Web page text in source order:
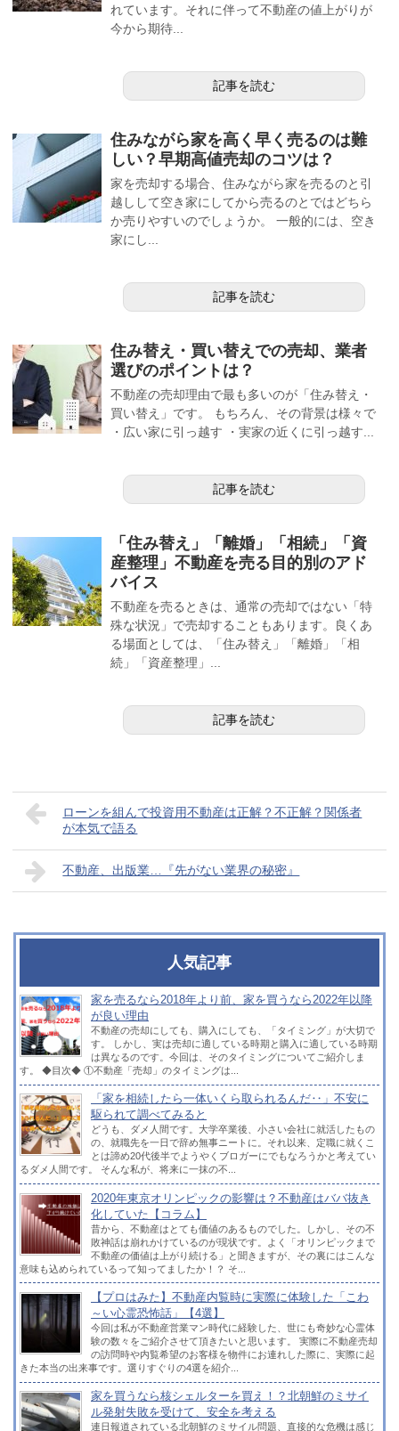
れています。それに伴って不動産の値上がりが
今から期待...
記事を読む
住みながら家を高く早く売るのは難
しい？早期高値売却のコツは？
家を売却する場合、住みながら家を売るのと引
越しして空き家にしてから売るのとではどちら
か売りやすいのでしょうか。 一般的には、空き
家にし...
記事を読む
住み替え・買い替えでの売却、業者
選びのポイントは？
不動産の売却理由で最も多いのが「住み替え・
買い替え」です。 もちろん、その背景は様々で
・広い家に引っ越す ・実家の近くに引っ越す...
記事を読む
「住み替え」「離婚」「相続」「資
産整理」不動産を売る目的別のアド
バイス
不動産を売るときは、通常の売却ではない「特
殊な状況」で売却することもあります。良くあ
る場面としては、「住み替え」「離婚」「相
続」「資産整理」...
記事を読む
ローンを組んで投資用不動産は正解？不正解？関係者
が本気で語る
不動産、出版業…『先がない業界の秘密』
人気記事
家を売るなら2018年より前、家を買うなら2022年以降
が良い理由
不動産の売却にしても、購入にしても、「タイミング」が大切で
す。 しかし、実は売却に適している時期と購入に適している時期
は異なるのです。今回は、そのタイミングについてご紹介しま
す。 ◆目次◆ ①不動産「売却」のタイミングは...
「家を相続したら一体いくら取られるんだ‥」不安に
駆られて調べてみると
どうも、ダメ人間です。大学卒業後、小さい会社に就活したもの
の、就職先を一日で辞め無事ニートに。それ以来、定職に就くこ
とは諦め20代後半でようやくブロガーにでもなろうかと考えてい
るダメ人間です。 そんな私が、将来に一抹の不...
2020年東京オリンピックの影響は？不動産はババ抜き
化していた【コラム】
昔から、不動産はとても価値のあるものでした。しかし、その不
敗神話は崩れかけているのが現状です。よく「オリンピックまで
不動産の価値は上がり続ける」と聞きますが、その裏にはこんな
意味も込められているって知ってましたか！？ そ...
【プロはみた】不動産内覧時に実際に体験した「こわ
～い心霊恐怖話」【4選】
今回は私が不動産営業マン時代に経験した、世にも奇妙な心霊体
験の数々をご紹介させて頂きたいと思います。 実際に不動産売却
の訪問時や内覧希望のお客様を物件にお連れした際に、実際に起
きた本当の出来事です。選りすぐりの4選を紹介...
家を買うなら核シェルターを買え！？北朝鮮のミサイ
ル発射失敗を受けて、安全を考える
連日報道されている北朝鮮のミサイル問題、直接的な危機は感じ